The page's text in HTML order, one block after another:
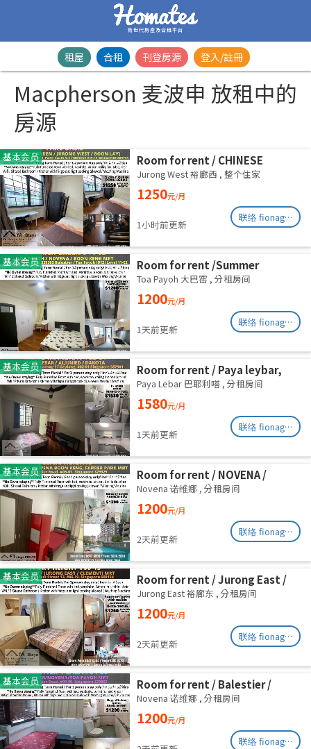
新世代房產及合租平台
租屋 合租 刊登房源 登入/註冊
Macpherson 麦波申 放租中的
房源
基本会员
Room for rent / CHINESE
GARDEN / JURONG WEST /
Common room / 1-2 pax stay /
Available Immediately
Jurong West 裕廊西 , 整个住家
1250元/月
1小时前更新
联络 fionag@transinex.com.sg
基本会员
Room for rent /Summer
Green/Common room/1
pax/Available Immediately
Toa Payoh 大巴窑 , 分租房间
1200元/月
1天前更新
联络 fionag@transinex.com.sg
基本会员
Room for rent / Paya leybar,
Dakota / Master room / 1pax
stay / Available 2 Sept
Paya Lebar 巴耶利嗒 , 分租房间
1580元/月
1天前更新
联络 fionag@transinex.com.sg
基本会员
Room for rent / NOVENA /
Common room / 1pax stay /
Available Sept 2
Novena 诺维娜 , 分租房间
1200元/月
2天前更新
联络 fionag@transinex.com.sg
基本会员
Room for rent / Jurong East /
Common room / 1pax stay /
Available 2 Sept
Jurong East 裕廊东 , 分租房间
1200元/月
2天前更新
联络 fionag@transinex.com.sg
基本会员
Room for rent / Balestier /
Common room / 1pax stay /
Available Immediately
Novena 诺维娜 , 分租房间
1200元/月
联络 fionag@transinex.com.sg